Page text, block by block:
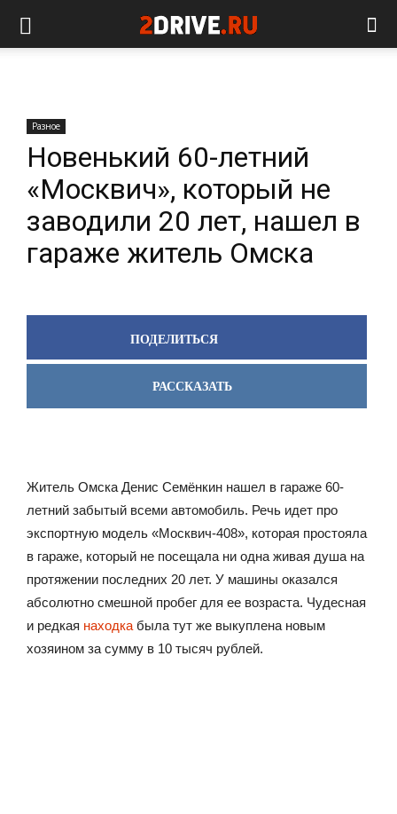
Разное
Новенький 60-летний
«Москвич», который не
заводили 20 лет, нашел в
гараже житель Омска
ПОДЕЛИТЬСЯ
РАССКАЗАТЬ
Житель Омска Денис Семёнкин нашел в гараже 60-
летний забытый всеми автомобиль. Речь идет про
экспортную модель «Москвич-408», которая простояла
в гараже, который не посещала ни одна живая душа на
протяжении последних 20 лет. У машины оказался
абсолютно смешной пробег для ее возраста. Чудесная
и редкая находка была тут же выкуплена новым
хозяином за сумму в 10 тысяч рублей.